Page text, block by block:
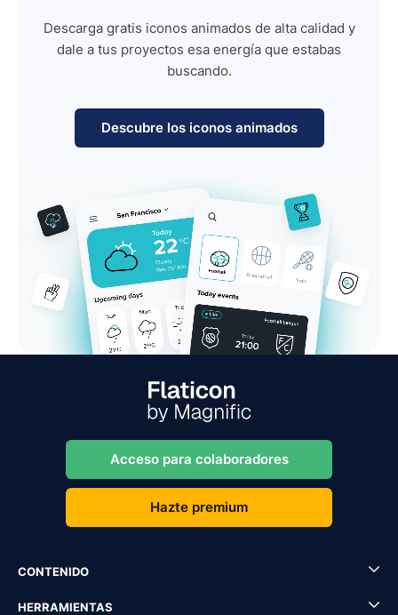
Descarga gratis iconos animados de alta calidad y
dale a tus proyectos esa energía que estabas
buscando.
Descubre los iconos animados
Acceso para colaboradores
Hazte premium
CONTENIDO
HERRAMIENTAS